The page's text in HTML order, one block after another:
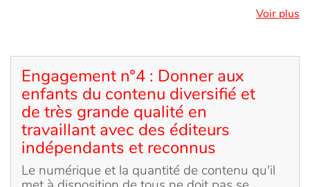
Voir plus
Engagement n°4 : Donner aux
enfants du contenu diversifié et
de très grande qualité en
travaillant avec des éditeurs
indépendants et reconnus
Le numérique et la quantité de contenu qu'il